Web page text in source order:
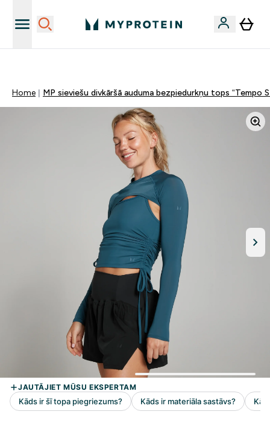
Home MP sieviešu divkāršā auduma bezpiedurkņu tops “Tempo